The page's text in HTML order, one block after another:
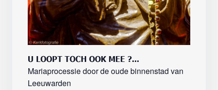
U LOOPT TOCH OOK MEE ?...
Mariaprocessie door de oude binnenstad van
Leeuwarden